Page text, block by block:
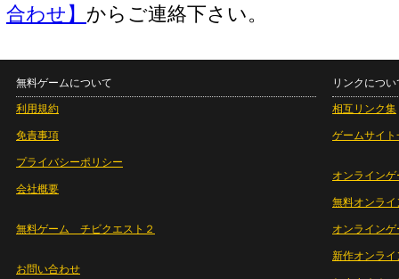
合わせ】 からご連絡下さい。
無料ゲームについて
利用規約
免責事項
プライバシーポリシー
会社概要
無料ゲーム チビクエスト２
お問い合わせ
リンクについ
相互リンク集
ゲームサイト
オンラインゲ
無料オンライ
オンライン
新作オンライ